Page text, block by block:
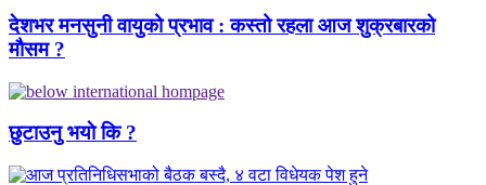
देशभर मनसुनी वायुको प्रभाव : कस्तो रहला आज शुक्रबारको
मौसम ?
छुटाउनु भयाे कि ?